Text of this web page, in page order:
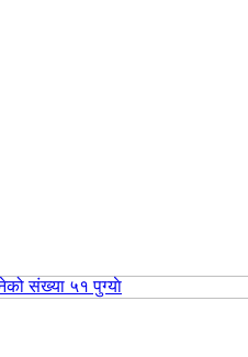
संख्या ५१ पुग्याे